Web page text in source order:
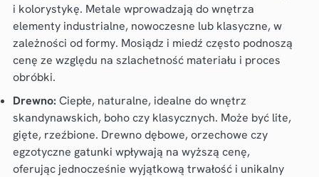
i kolorystykę. Metale wprowadzają do wnętrza
elementy industrialne, nowoczesne lub klasyczne, w
zależności od formy. Mosiądz i miedź często podnoszą
cenę ze względu na szlachetność materiału i proces
obróbki.
Drewno: Ciepłe, naturalne, idealne do wnętrz
skandynawskich, boho czy klasycznych. Może być lite,
gięte, rzeźbione. Drewno dębowe, orzechowe czy
egzotyczne gatunki wpływają na wyższą cenę,
oferując jednocześnie wyjątkową trwałość i unikalny